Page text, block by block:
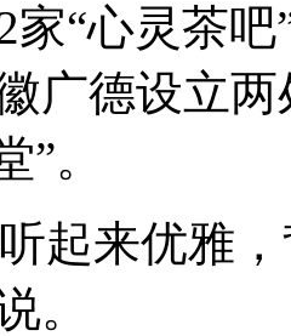
家“心灵茶
广德设立
”。
听起来优雅
。